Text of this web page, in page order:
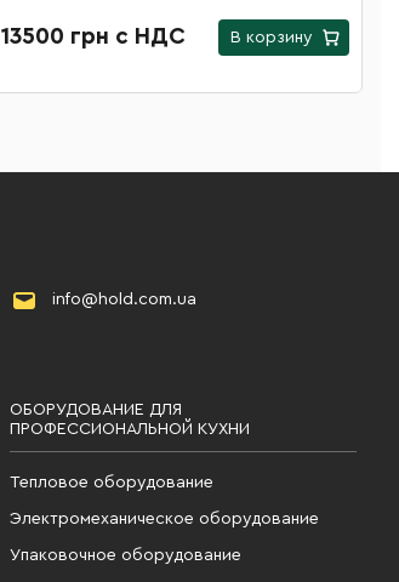
13500 грн с НДС В корзину
info@hold.com.ua
ОБОРУДОВАНИЕ ДЛЯ
ПРОФЕССИОНАЛЬНОЙ КУХНИ
Тепловое оборудование
Электромеханическое оборудование
Упаковочное оборудование